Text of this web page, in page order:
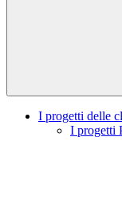
I progetti delle
I progetti